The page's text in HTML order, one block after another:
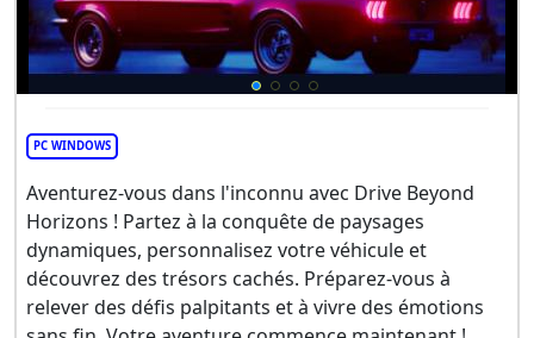
PC WINDOWS
Aventurez-vous dans l'inconnu avec Drive Beyond
Horizons ! Partez à la conquête de paysages
dynamiques, personnalisez votre véhicule et
découvrez des trésors cachés. Préparez-vous à
relever des défis palpitants et à vivre des émotions